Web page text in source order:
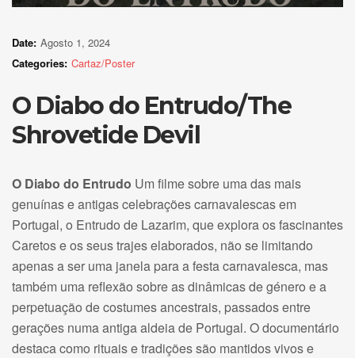
Date: Agosto 1, 2024
Categories: Cartaz/Poster
O Diabo do Entrudo/The
Shrovetide Devil
O Diabo do Entrudo Um filme sobre uma das mais
genuínas e antigas celebrações carnavalescas em
Portugal, o Entrudo de Lazarim, que explora os fascinantes
Caretos e os seus trajes elaborados, não se limitando
apenas a ser uma janela para a festa carnavalesca, mas
também uma reflexão sobre as dinâmicas de género e a
perpetuação de costumes ancestrais, passados entre
gerações numa antiga aldeia de Portugal. O documentário
destaca como rituais e tradições são mantidos vivos e